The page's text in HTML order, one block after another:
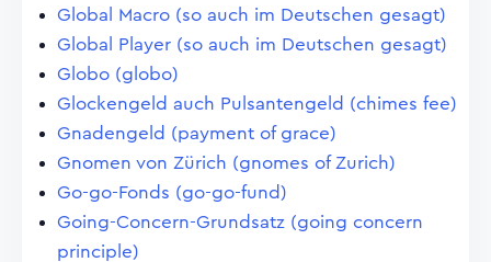
Global Macro (so auch im Deutschen gesagt)
Global Player (so auch im Deutschen gesagt)
Globo (globo)
Glockengeld auch Pulsantengeld (chimes fee)
Gnadengeld (payment of grace)
Gnomen von Zürich (gnomes of Zurich)
Go-go-Fonds (go-go-fund)
Going-Concern-Grundsatz (going concern
principle)